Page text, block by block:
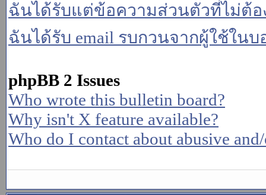
ฉันได้รับแต่ข้อความส่วนตัวที่ไม่ต้อ
ฉันได้รับ email รบกวนจากผู้ใช้ใน
phpBB 2 Issues
Who wrote this bulletin board?
Why isn't X feature available?
Who do I contact about abusive